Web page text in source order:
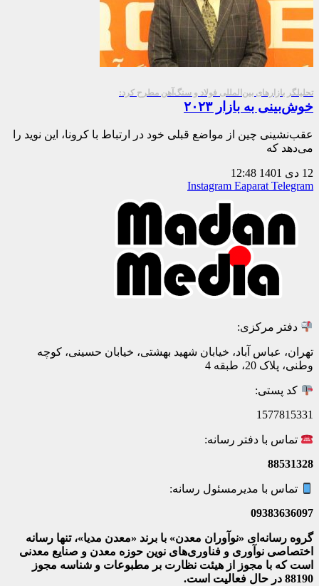
تحلیلگر بازارهای بین‌المللی فولاد و سنگ‌آهن مطرح کرد:
خوش‌بینی به بازار ۲۰۲۳
عقب‌نشینی چین از مواضع قبلی خود در ارتباط با کرونا، این نوید را
می‌دهد که
12 دی 1401
12:48
Instagram Eaparat Telegram
دفتر مرکزی:
تهران، عباس آباد، خیابان شهید بهشتی، خیابان حسینی، کوچه
وطنی، پلاک 20، طبقه 4
کد پستی:
1577815331
تماس با دفتر رسانه:
88531328
تماس با مدیرمسئول رسانه:
09383636097
گروه رسانه‌ای «نوآوران معدن» با برند «معدن مدیا»، تنها رسانه
اختصاصی نوآوری و فناوری‌های نوین حوزه معدن و صنایع معدنی‌
است که با مجوز از هیئت نظارت بر مطبوعات و شناسه مجوز
88190 در حال فعالیت است.